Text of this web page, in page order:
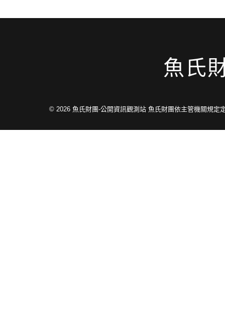
魚氏
© 2026 魚氏財團-公開資訊觀測站 魚氏財團依主管機關規定